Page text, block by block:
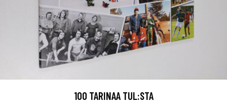
100 TARINAA TUL:STA